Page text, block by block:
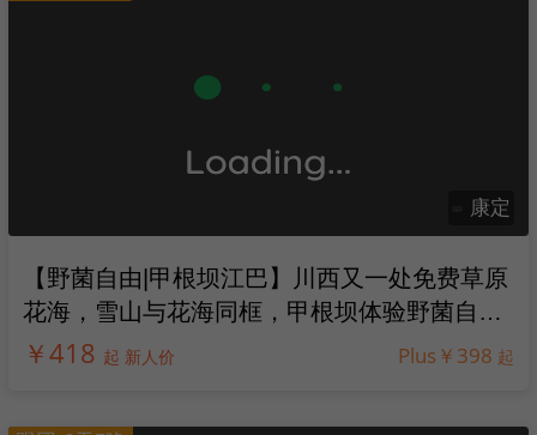
康定
【野菌自由|甲根坝江巴】川西又一处免费草原
花海，雪山与花海同框，甲根坝体验野菌自由
的快乐！
￥418 起 新人价 Plus￥398 起